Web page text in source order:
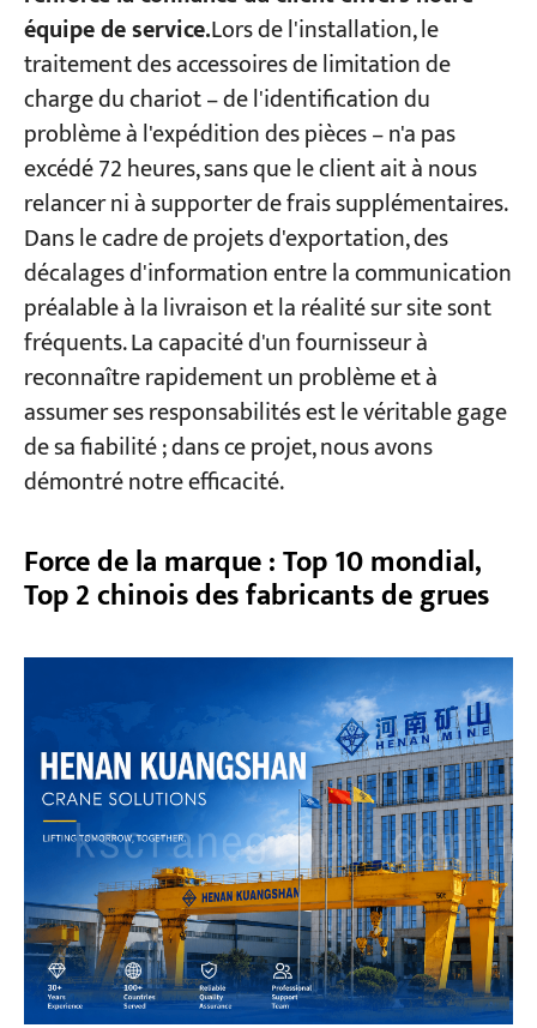
équipe de service.Lors de l'installation, le
traitement des accessoires de limitation de
charge du chariot – de l'identification du
problème à l'expédition des pièces – n'a pas
excédé 72 heures, sans que le client ait à nous
relancer ni à supporter de frais supplémentaires.
Dans le cadre de projets d'exportation, des
décalages d'information entre la communication
préalable à la livraison et la réalité sur site sont
fréquents. La capacité d'un fournisseur à
reconnaître rapidement un problème et à
assumer ses responsabilités est le véritable gage
de sa fiabilité ; dans ce projet, nous avons
démontré notre efficacité.
Force de la marque : Top 10 mondial,
Top 2 chinois des fabricants de grues